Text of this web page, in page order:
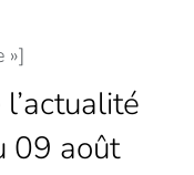
»]
09 août